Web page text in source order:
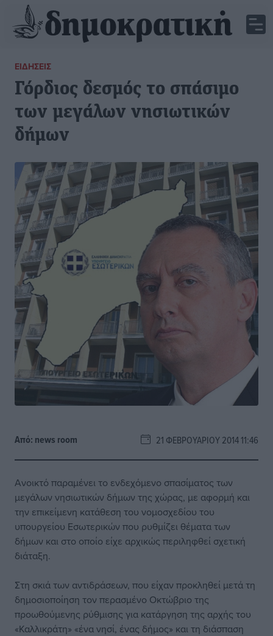
ΕΙΔΉΣΕΙΣ
Γόρδιος δεσμός το σπάσιμο
των μεγάλων νησιωτικών
δήμων
Από: news room 21 ΦΕΒΡΟΥΑΡΊΟΥ 2014 11:46
Ανοικτό παραμένει το ενδεχόμενο σπασίματος των
μεγάλων νησιωτικών δήμων της χώρας, με αφορμή και
την επικείμενη κατάθεση του νομοσχεδίου του
υπουργείου Εσωτερικών που ρυθμίζει θέματα των
δήμων και στο οποίο είχε αρχικώς περιληφθεί σχετική
διάταξη.
Στη σκιά των αντιδράσεων, που είχαν προκληθεί μετά τη
δημοσιοποίηση τον περασμένο Οκτώβριο της
προωθούμενης ρύθμισης για κατάργηση της αρχής του
«Καλλικράτη» «ένα νησί, ένας δήμος» και τη διάσπαση